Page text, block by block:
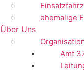
ehemalige
Über Uns
Organisation
Amt